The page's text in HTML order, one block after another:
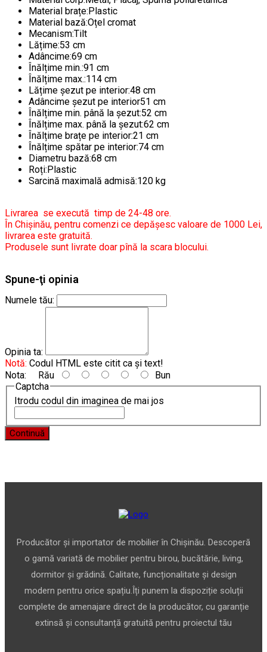
Material brațe:Plastic
Material bază:Oțel cromat
Mecanism:Tilt
Lățime:53 cm
Adâncime:69 cm
Înălțime min.:91 cm
Înălțime max.:114 cm
Lățime șezut pe interior:48 cm
Adâncime șezut pe interior51 cm
Înălțime min. până la șezut:52 cm
Înălțime max. până la șezut:62 cm
Înălțime brațe pe interior:21 cm
Înălțime spătar pe interior:74 cm
Diametru bază:68 cm
Roți:Plastic
Sarcină maximală admisă:120 kg
Livrarea se execută timp de 24-48 ore.
În Chișinău, pentru comenzi ce depășesc valoare de 1000 Lei,
livrarea este gratuită.
Produsele sunt livrate doar pînă la scara blocului.
Spune-ţi opinia
Numele tău:
Opinia ta:
Notă: Codul HTML este citit ca şi text!
Nota: Rău
Bun
Captcha
Itrodu codul din imaginea de mai jos
Continuă
Producător și importator de mobilier în Chișinău. Descoperă
o gamă variată de mobilier pentru birou, bucătărie, living,
dormitor și grădină. Calitate, funcționalitate și design
modern pentru orice spațiu.Îți punem la dispoziție soluții
complete de amenajare direct de la producător, cu garanție
extinsă și consultanță gratuită pentru proiectul tău